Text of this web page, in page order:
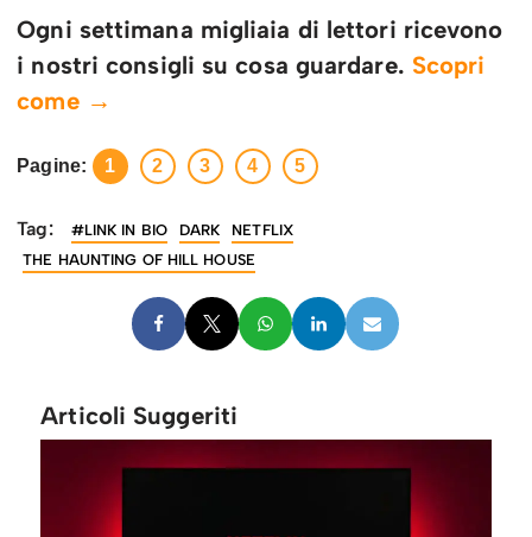
Ogni settimana migliaia di lettori ricevono
i nostri consigli su cosa guardare. Scopri
come →
Pagine: 1 2 3 4 5
Tag: #LINK IN BIO DARK
NETFLIX
THE HAUNTING OF HILL HOUSE
Articoli Suggeriti